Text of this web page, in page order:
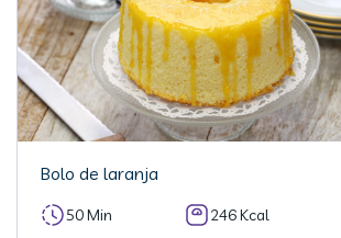
Bolo de laranja
50 Min 246 Kcal